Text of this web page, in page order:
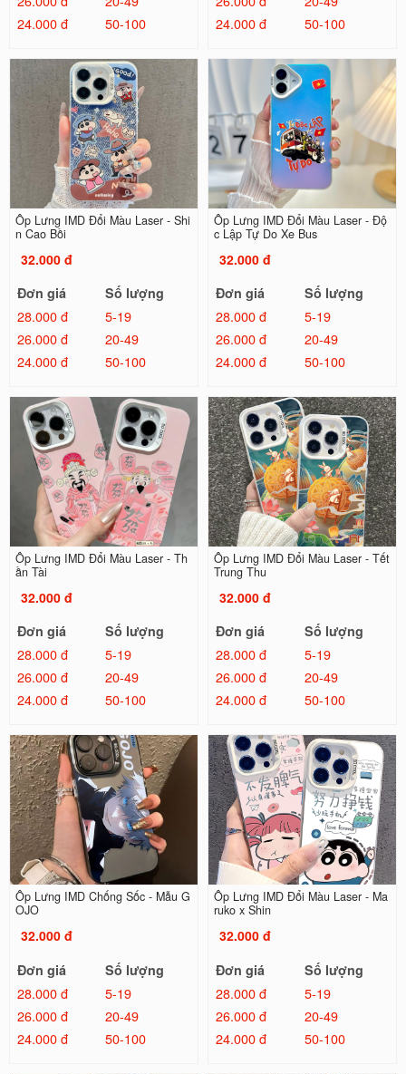
24.000 đ
50-100
24.000 đ
50-100
Ốp Lưng IMD Đổi Màu Laser - Shi
n Cao Bồi
32.000 đ
Đơn giá
Số lượng
28.000 đ
5-19
26.000 đ
20-49
24.000 đ
50-100
Ốp Lưng IMD Đổi Màu Laser - Độ
c Lập Tự Do Xe Bus
32.000 đ
Đơn giá
Số lượng
28.000 đ
5-19
26.000 đ
20-49
24.000 đ
50-100
Ốp Lưng IMD Đổi Màu Laser - Th
ần Tài
32.000 đ
Đơn giá
Số lượng
28.000 đ
5-19
26.000 đ
20-49
24.000 đ
50-100
Ốp Lưng IMD Đổi Màu Laser - Tết
Trung Thu
32.000 đ
Đơn giá
Số lượng
28.000 đ
5-19
26.000 đ
20-49
24.000 đ
50-100
Ốp Lưng IMD Chống Sốc - Mẫu G
OJO
32.000 đ
Đơn giá
Số lượng
28.000 đ
5-19
26.000 đ
20-49
24.000 đ
50-100
Ốp Lưng IMD Đổi Màu Laser - Ma
ruko x Shin
32.000 đ
Đơn giá
Số lượng
28.000 đ
5-19
26.000 đ
20-49
24.000 đ
50-100